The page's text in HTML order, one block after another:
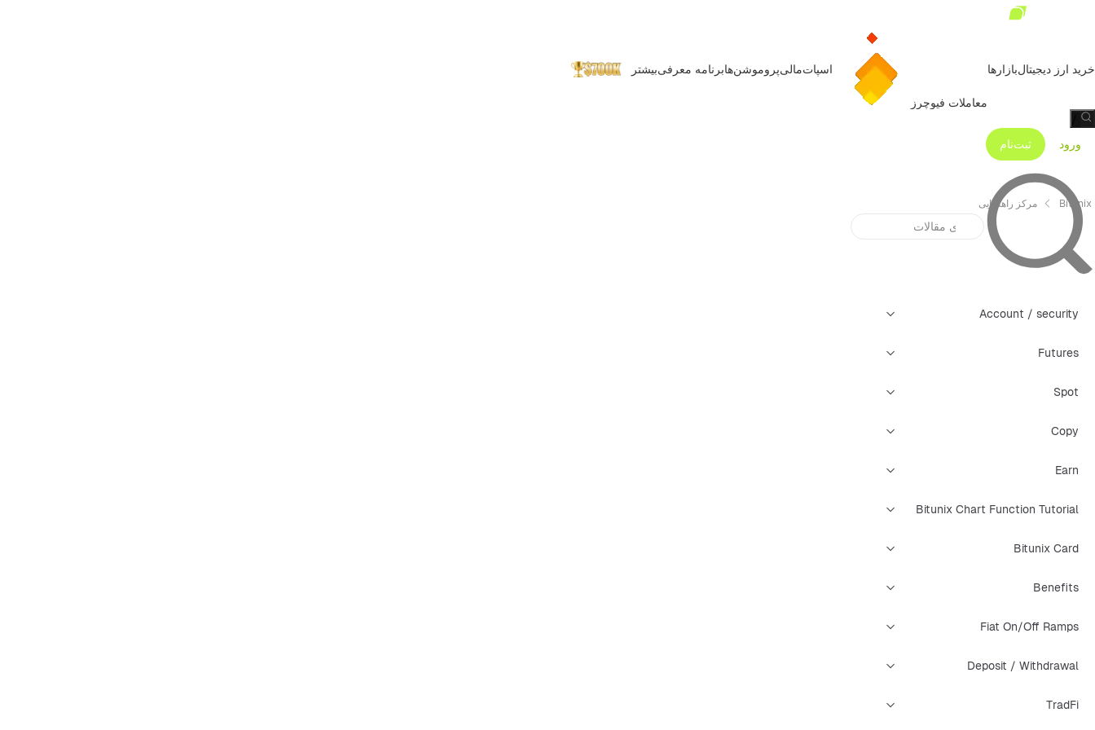
خرید ارز دیجیتالبازارها
معاملات فیوچرز
اسپاتمالیپروموشن‌هابرنامه معرفیبیشتر
ورود
ثبت‌نام
Bitunix مرکز راهنمایی
Account / security
Futures
Spot
Copy
Earn
Bitunix Chart Function Tutorial
Bitunix Card
Benefits
Fiat On/Off Ramps
Deposit / Withdrawal
TradFi